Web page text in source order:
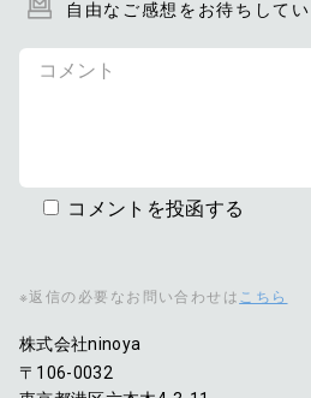
自由なご感想をお待ちしてい
コメントを投函する
※返信の必要なお問い合わせは こちら
株式会社ninoya
〒106-0032